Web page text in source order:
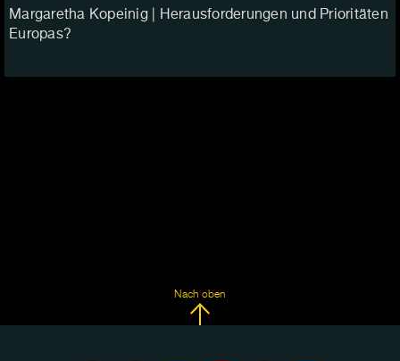
Margaretha Kopeinig | Herausforderungen und Prioritäten
Europas?
Nach oben